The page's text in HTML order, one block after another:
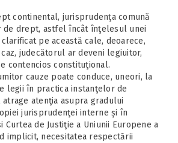
continental, jurisprudenţa comună
de drept, astfel încât înţelesul unei
pe această cale, deoarece,
judecătorul ar deveni legiuitor,
contencios constituţional.
cauze poate conduce, uneori, la
legii în practica instanţelor de
atenţia asupra gradului
jurisprudenţei interne și în
de Justiţie a Uniunii Europene a
implicit, necesitatea respectării